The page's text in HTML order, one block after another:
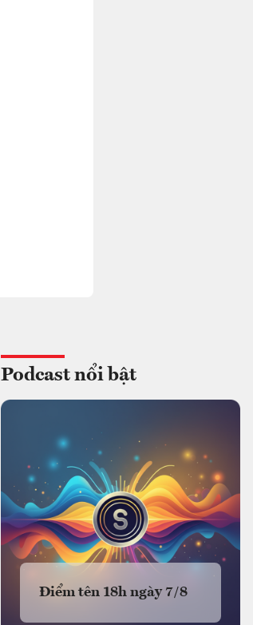
Podcast nổi bật
Điểm tên 18h ngày 7/8